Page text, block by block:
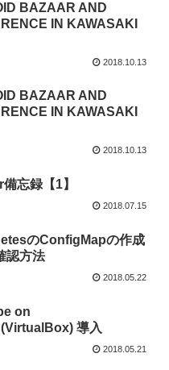
BAZAAR AND
IN KAWASAKI
2018.10.13
BAZAAR AND
IN KAWASAKI
2018.10.13
忘録【1】
2018.07.15
のConfigMapの作成
認方法
2018.05.22
on
導入
2018.05.21